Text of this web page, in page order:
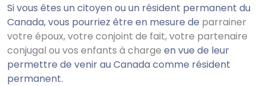
Si vous êtes un citoyen ou un résident permanent du
Canada, vous pourriez être en mesure de parrainer
votre époux, votre conjoint de fait, votre partenaire
conjugal ou vos enfants à charge en vue de leur
permettre de venir au Canada comme résident
permanent.